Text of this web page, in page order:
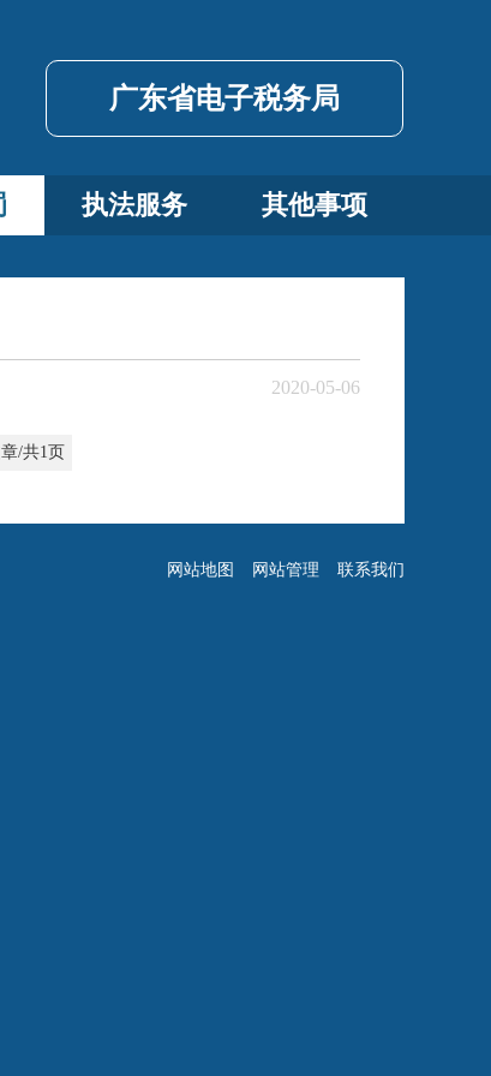
广东省电子税务局
执法服务 其他事项
2020-05-06
/共1页
网站地图 网站管理 联系我们